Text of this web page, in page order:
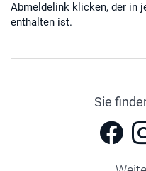
Abmeldelink klicken, der in
enthalten ist.
Sie